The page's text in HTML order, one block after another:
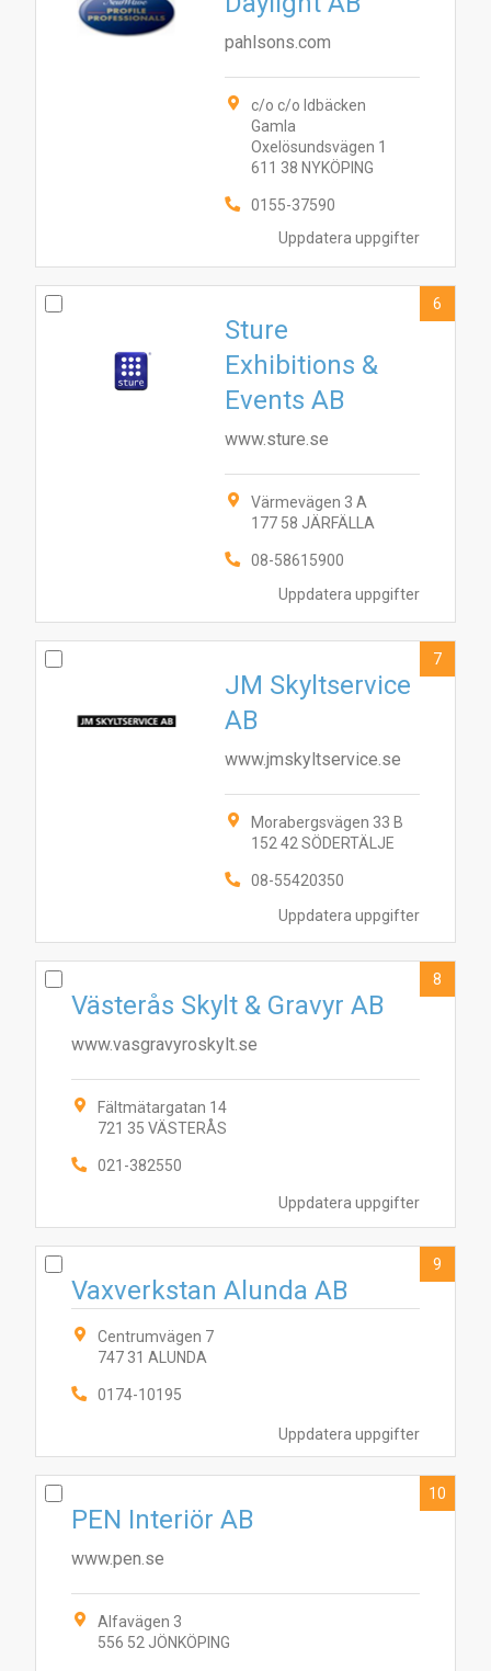
Uppdatera uppgifter
pahlsons.com
c/o c/o Idbäcken
Gamla
Oxelösundsvägen 1
611 38 NYKÖPING
0155-37590
Uppdatera uppgifter
Sture
Exhibitions &
Events AB
www.sture.se
Värmevägen 3 A
177 58 JÄRFÄLLA
08-58615900
6
Uppdatera uppgifter
JM Skyltservice
AB
www.jmskyltservice.se
Morabergsvägen 33 B
152 42 SÖDERTÄLJE
08-55420350
7
Uppdatera uppgifter
Västerås Skylt & Gravyr AB
www.vasgravyroskylt.se
Fältmätargatan 14
721 35 VÄSTERÅS
021-382550
8
Uppdatera uppgifter
Vaxverkstan Alunda AB
Centrumvägen 7
747 31 ALUNDA
0174-10195
9
PEN Interiör AB
www.pen.se
Alfavägen 3
556 52 JÖNKÖPING
10